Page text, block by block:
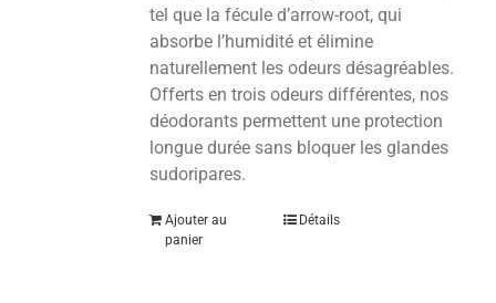
tel que la fécule d’arrow-root, qui
absorbe l’humidité et élimine
naturellement les odeurs désagréables.
Offerts en trois odeurs différentes, nos
déodorants permettent une protection
longue durée sans bloquer les glandes
sudoripares.
Ajouter au
panier
Détails